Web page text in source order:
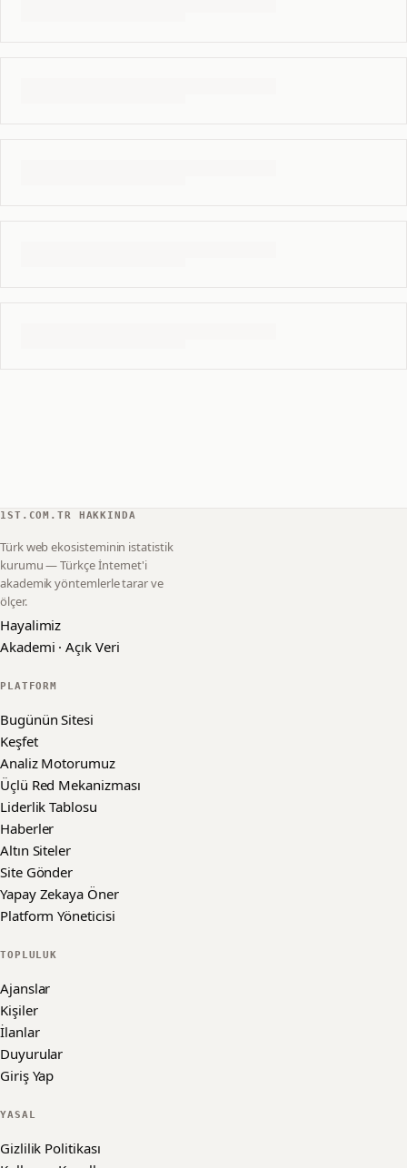
1ST.COM.TR HAKKINDA
Türk web ekosisteminin istatistik
kurumu — Türkçe İnternet'i
akademik yöntemlerle tarar ve
ölçer.
Hayalimiz
Akademi · Açık Veri
PLATFORM
Bugünün Sitesi
Keşfet
Analiz Motorumuz
Üçlü Red Mekanizması
Liderlik Tablosu
Haberler
Altın Siteler
Site Gönder
Yapay Zekaya Öner
Platform Yöneticisi
TOPLULUK
Ajanslar
Kişiler
İlanlar
Duyurular
Giriş Yap
YASAL
Gizlilik Politikası